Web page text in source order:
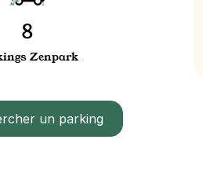
8
Zenpark
un parking